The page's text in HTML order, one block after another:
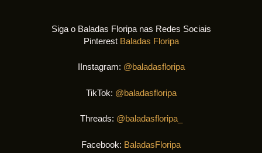
Siga o Baladas Floripa nas Redes Sociais
Pinterest Baladas Floripa
IInstagram: @baladasfloripa
TikTok: @baladasfloripa
Threads: @baladasfloripa_
Facebook: BaladasFloripa